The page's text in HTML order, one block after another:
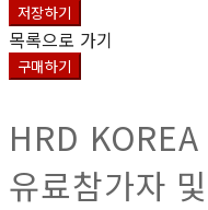
저장하기
목록으로 가기
구매하기
HRD
유료참가자